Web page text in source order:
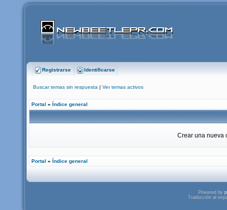
Registrarse Identificarse
Buscar temas sin respuesta | Ver temas activos
Portal » Índice general
Crear una nueva
Portal » Índice general
Powered by
Traducción al